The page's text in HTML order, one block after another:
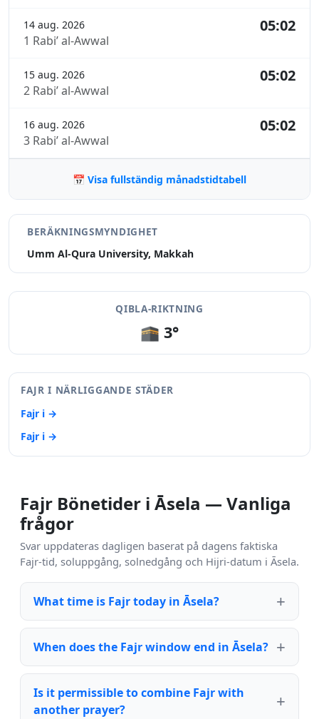
14 aug. 2026
1 Rabi’ al-Awwal
05:02
15 aug. 2026
2 Rabi’ al-Awwal
05:02
16 aug. 2026
3 Rabi’ al-Awwal
05:02
📅 Visa fullständig månadstidtabell
BERÄKNINGSMYNDIGHET
Umm Al-Qura University, Makkah
QIBLA-RIKTNING
🕋 3°
FAJR I NÄRLIGGANDE STÄDER
Fajr i →
Fajr i →
Fajr Bönetider i Āsela — Vanliga
frågor
Svar uppdateras dagligen baserat på dagens faktiska
Fajr-tid, soluppgång, solnedgång och Hijri-datum i Āsela.
What time is Fajr today in Āsela?
When does the Fajr window end in Āsela?
Is it permissible to combine Fajr with
another prayer?